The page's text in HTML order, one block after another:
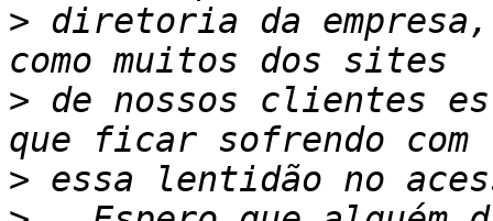
> diretoria da empresa,
> de nossos clientes
>